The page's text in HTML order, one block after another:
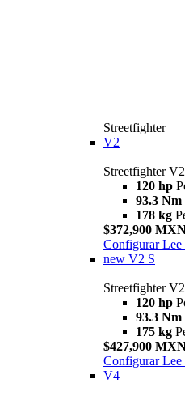
Streetfighter
V2
Streetfighter V2
120 hp
93.3 Nm
178 kg
$372,900
Configurar Lee
new V2 S
Streetfighter
120 hp
93.3 Nm
175 kg
$427,900
Configurar Lee
V4